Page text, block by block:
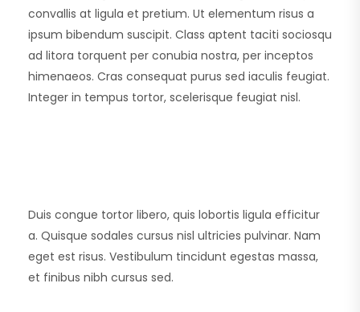
convallis at ligula et pretium. Ut elementum risus a
ipsum bibendum suscipit. Class aptent taciti sociosqu
ad litora torquent per conubia nostra, per inceptos
himenaeos. Cras consequat purus sed iaculis feugiat.
Integer in tempus tortor, scelerisque feugiat nisl.
Duis congue tortor libero, quis lobortis ligula efficitur
a. Quisque sodales cursus nisl ultricies pulvinar. Nam
eget est risus. Vestibulum tincidunt egestas massa,
et finibus nibh cursus sed.